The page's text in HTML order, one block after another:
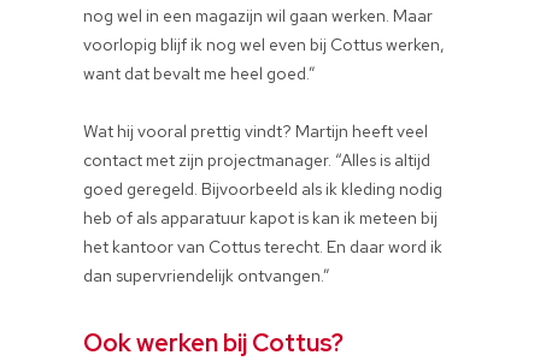
nog wel in een magazijn wil gaan werken. Maar
voorlopig blijf ik nog wel even bij Cottus werken,
want dat bevalt me heel goed.”
Wat hij vooral prettig vindt? Martijn heeft veel
contact met zijn projectmanager. “Alles is altijd
goed geregeld. Bijvoorbeeld als ik kleding nodig
heb of als apparatuur kapot is kan ik meteen bij
het kantoor van Cottus terecht. En daar word ik
dan supervriendelijk ontvangen.”
Ook werken bij Cottus?